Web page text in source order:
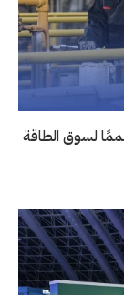
لسوق الطاقة